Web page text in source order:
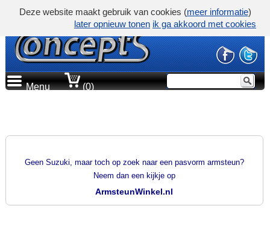
Menu (0)
Geen Suzuki, maar toch op zoek naar een pasvorm armsteun?
Neem dan een kijkje op
ArmsteunWinkel.nl
Deze website maakt gebruik van cookies (meer informatie)
later opnieuw tonen ik ga akkoord met cookies